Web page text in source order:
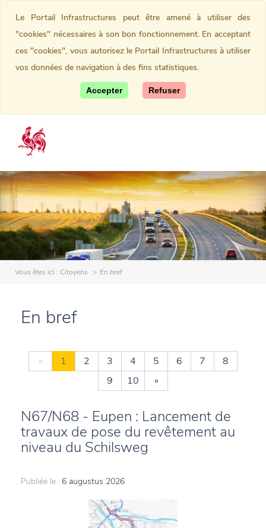
Vous êtes ici : Citoyens En bref
En bref
« 1 2 3 4 5 6 7
8
9
10 »
N67/N68 - Eupen : Lancement de
travaux de pose du revêtement au
niveau du Schilsweg
Publiée le : 6 augustus 2026
Le Portail Infrastructures peut être amené à utiliser des
"cookies" nécessaires à son bon fonctionnement. En acceptant
ces "cookies", vous autorisez le Portail Infrastructures à utiliser
vos données de navigation à des fins statistiques.
Accepter Refuser